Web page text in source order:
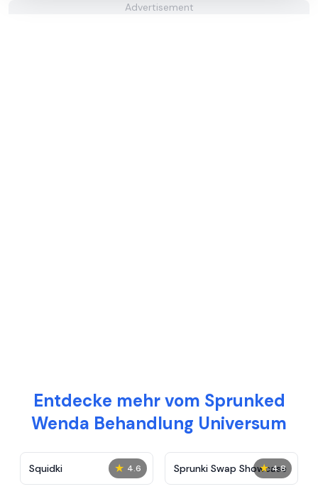
Advertisement
Entdecke mehr vom Sprunked
Wenda Behandlung Universum
★ 4.6
Squidki ★ 4.8
Sprunki Swap Showcase